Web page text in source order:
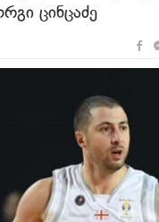
ცინცაძე